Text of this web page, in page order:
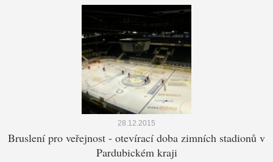
28.12.2015
Bruslení pro veřejnost - otevírací doba zimních stadionů v
Pardubickém kraji